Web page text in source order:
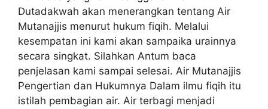
Dutadakwah akan menerangkan tentang Air
Mutanajjis menurut hukum fiqih. Melalui
kesempatan ini kami akan sampaika urainnya
secara singkat. Silahkan Antum baca
penjelasan kami sampai selesai. Air Mutanajjis
Pengertian dan Hukumnya Dalam ilmu fiqih itu
istilah pembagian air. Air terbagi menjadi